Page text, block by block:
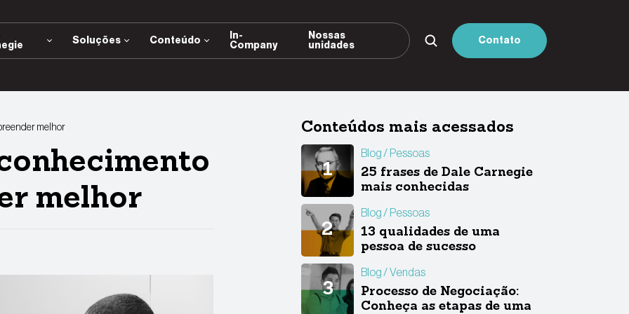
Soluções Conteúdo
In-
Company
Nossas
unidades
Contato
melhor
melhor
Conteúdos mais acessados
Blog Pessoas
25 frases de Dale Carnegie
mais conhecidas
Blog Pessoas
13 qualidades de uma
pessoa de sucesso
Blog Vendas
Processo de Negociação:
Conheça as etapas de uma